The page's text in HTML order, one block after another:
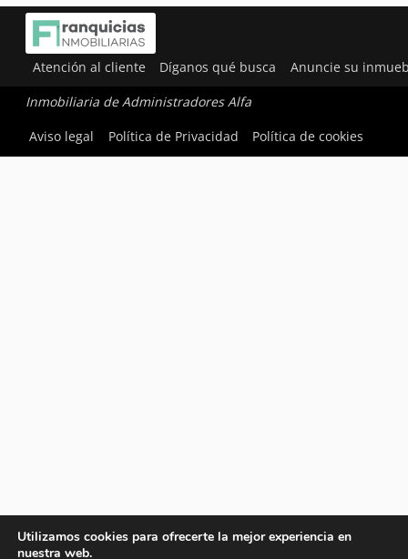
Atención al cliente Díganos qué busca Anuncie su
Inmobiliaria de Administradores Alfa
Aviso legal
Política de Privacidad Política de cookies
Utilizamos cookies para ofrecerte la mejor experiencia en
nuestra web.